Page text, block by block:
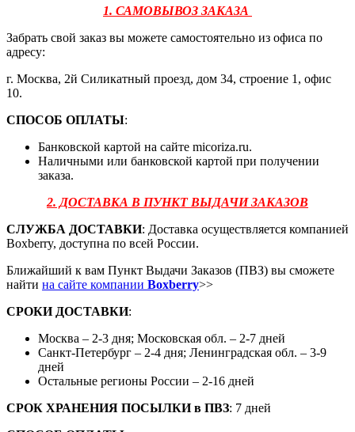
1. САМОВЫВОЗ ЗАКАЗА
Забрать свой заказ вы можете самостоятельно из офиса по
адресу:
г. Москва, 2й Силикатный проезд, дом 34, строение 1, офис
10.
СПОСОБ ОПЛАТЫ:
Банковской картой на сайте micoriza.ru.
Наличными или банковской картой при получении
заказа.
2. ДОСТАВКА В ПУНКТ ВЫДАЧИ ЗАКАЗОВ
СЛУЖБА ДОСТАВКИ: Доставка осуществляется компанией
Boxberry, доступна по всей России.
Ближайший к вам Пункт Выдачи Заказов (ПВЗ) вы сможете
найти на сайте компании Boxberry>>
СРОКИ ДОСТАВКИ:
Москва – 2-3 дня; Московская обл. – 2-7 дней
Санкт-Петербург – 2-4 дня; Ленинградская обл. – 3-9
дней
Остальные регионы России – 2-16 дней
СРОК ХРАНЕНИЯ ПОСЫЛКИ в ПВЗ: 7 дней